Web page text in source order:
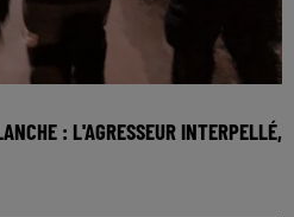
: L'AGRESSEUR INTERPELLÉ,